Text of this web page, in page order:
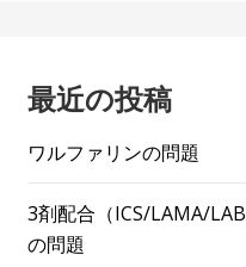
最近の投稿
ワルファリンの問題
3剤配合（ICS/LAMA/
の問題